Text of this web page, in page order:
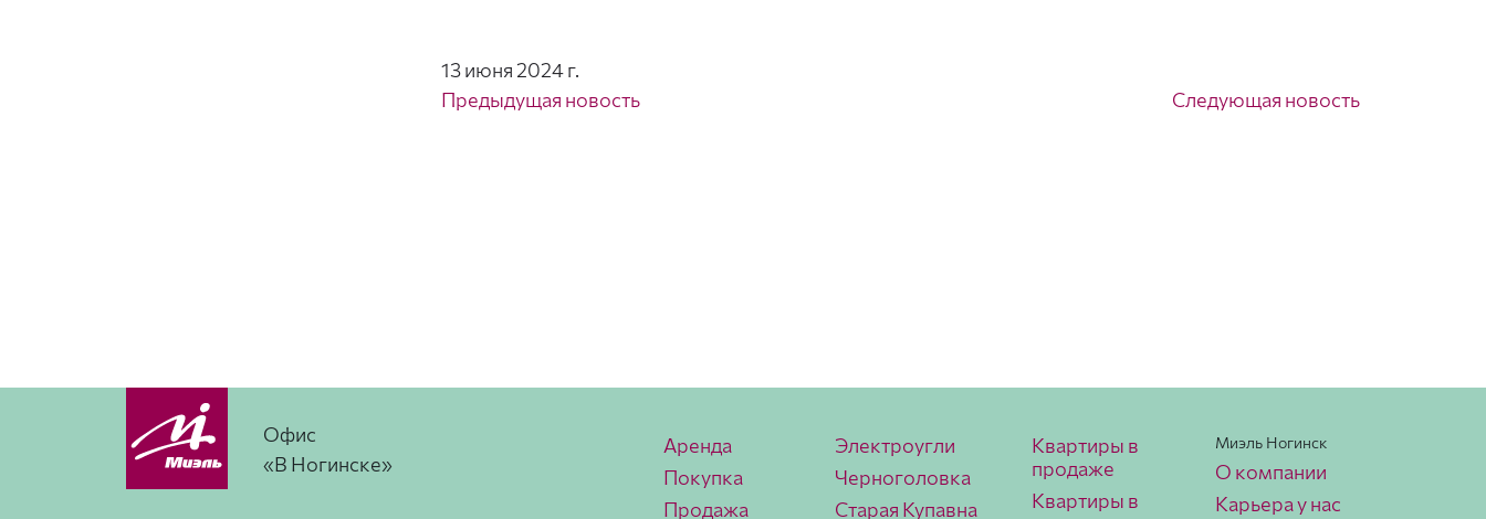
13 июня 2024 г.
Предыдущая новость
Следующая новость
Офис
«В Ногинске»
Аренда
Покупка
Продажа
Электроугли
Черноголовка
Старая Купавна
Квартиры в
продаже
Квартиры в
Миэль Ногинск
О компании
Карьера у нас